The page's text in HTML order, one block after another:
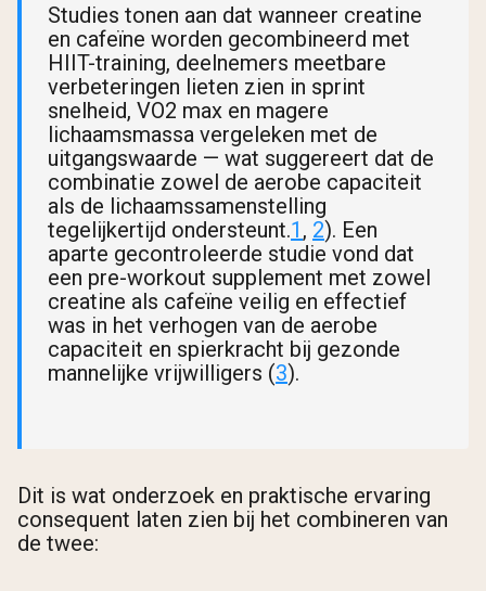
Studies tonen aan dat wanneer creatine
en cafeïne worden gecombineerd met
HIIT-training, deelnemers meetbare
verbeteringen lieten zien in sprint
snelheid, VO2 max en magere
lichaamsmassa vergeleken met de
uitgangswaarde — wat suggereert dat de
combinatie zowel de aerobe capaciteit
als de lichaamssamenstelling
tegelijkertijd ondersteunt.1 , 2). Een
aparte gecontroleerde studie vond dat
een pre-workout supplement met zowel
creatine als cafeïne veilig en effectief
was in het verhogen van de aerobe
capaciteit en spierkracht bij gezonde
mannelijke vrijwilligers (3).
Dit is wat onderzoek en praktische ervaring
consequent laten zien bij het combineren van
de twee: